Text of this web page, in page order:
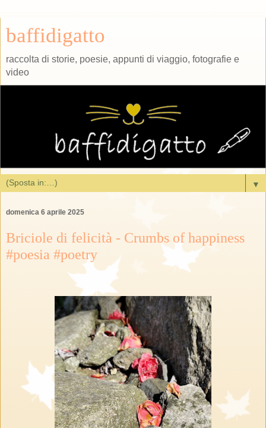
baffidigatto
raccolta di storie, poesie, appunti di viaggio, fotografie e
video
▼
domenica 6 aprile 2025
Briciole di felicità - Crumbs of happiness
#poesia #poetry